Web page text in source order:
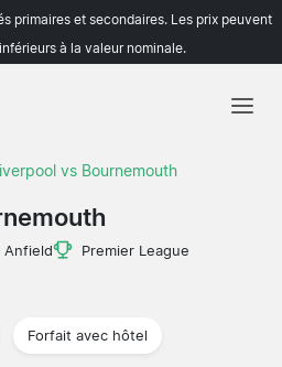
primaires et secondaires. Les prix peuvent
à la valeur nominale.
vs Bournemouth
Anfield
Premier League
Forfait avec hôtel